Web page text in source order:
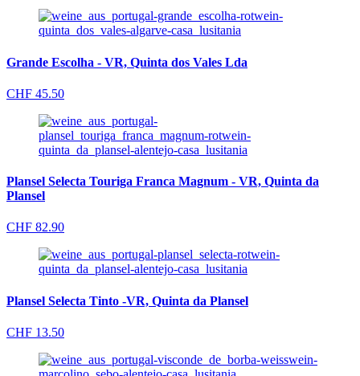
Grande Escolha - VR, Quinta dos Vales Lda
CHF 45.50
Plansel Selecta Touriga Franca Magnum - VR, Quinta da
Plansel
CHF 82.90
Plansel Selecta Tinto -VR, Quinta da Plansel
CHF 13.50